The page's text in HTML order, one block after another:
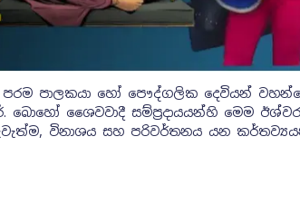
පරම පාලකයා හෝ පෞද්ගලික දෙවියන්
බොහෝ ශෛවවාදී සම්ප්‍රදායයන්හි මෙම
විනාශය සහ පරිවර්තනය යන